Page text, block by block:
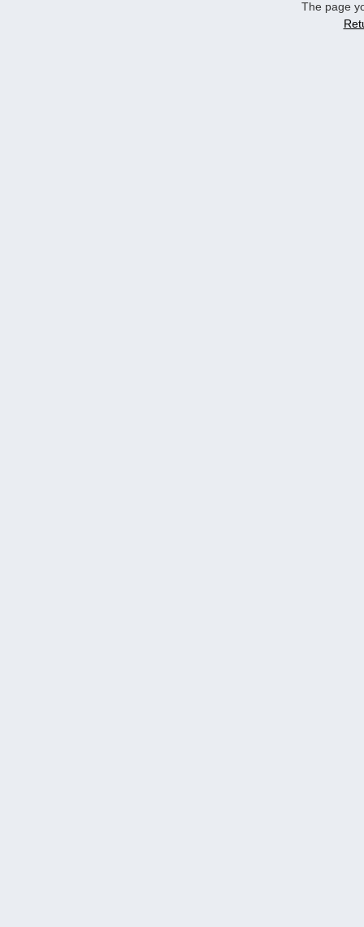
The page